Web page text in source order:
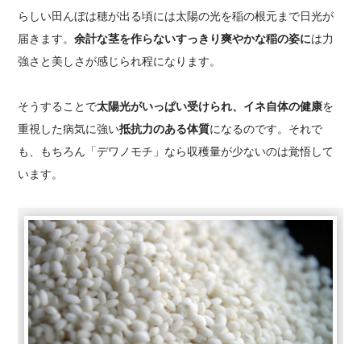
らしい田んぼは穂が出る頃には太陽の光を稲の根元まで日光が
届きます。余計な茎を作らないすっきり爽やかな稲の姿には力
強さと美しさが感じられ程になります。
そうすることで太陽光がいっぱい受けられ、イネ自体の健康を
重視した病気に強い抵抗力のある体質になるのです。それで
も、もちろん「デワノモチ」なら収穫量が少ないのは覚悟して
います。